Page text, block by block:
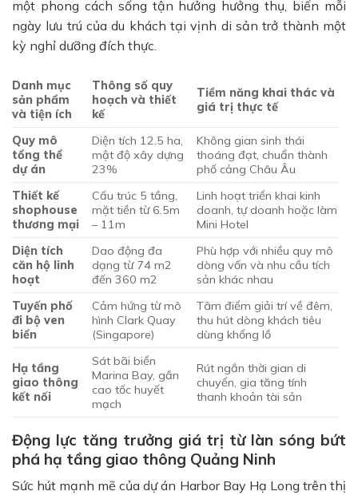
một phong cách sống tận hưởng hưởng thụ, biến mỗi
ngày lưu trú của du khách tại vịnh di sản trở thành một
kỳ nghỉ dưỡng đích thực.
Danh mục
sản phẩm
và tiện ích
Thông số quy
hoạch và thiết
kế
Tiềm năng khai thác và
giá trị thực tế
Quy mô
tổng thể
dự án
Diện tích 12.5 ha,
mật độ xây dựng
23%
Không gian sinh thái
thoáng đạt, chuẩn thành
phố cảng Châu Âu
Thiết kế
shophouse
thương mại
Cấu trúc 5 tầng,
mặt tiền từ 6.5m
– 11m
Linh hoạt triển khai kinh
doanh, tự doanh hoặc làm
Mini Hotel
Diện tích
căn hộ linh
hoạt
Dao động đa
dạng từ 74 m2
đến 360 m2
Phù hợp với nhiều quy mô
dòng vốn và nhu cầu tích
sản khác nhau
Tuyến phố
đi bộ ven
biển
Cảm hứng từ mô
hình Clark Quay
(Singapore)
Tâm điểm giải trí về đêm,
thu hút dòng khách tiêu
dùng khổng lồ
Hạ tầng
giao thông
kết nối
Sát bãi biển
Marina Bay, gần
cao tốc huyết
mạch
Rút ngắn thời gian di
chuyển, gia tăng tính
thanh khoản tài sản
Động lực tăng trưởng giá trị từ làn sóng bứt
phá hạ tầng giao thông Quảng Ninh
Sức hút mạnh mẽ của dự án Harbor Bay Hạ Long trên thị